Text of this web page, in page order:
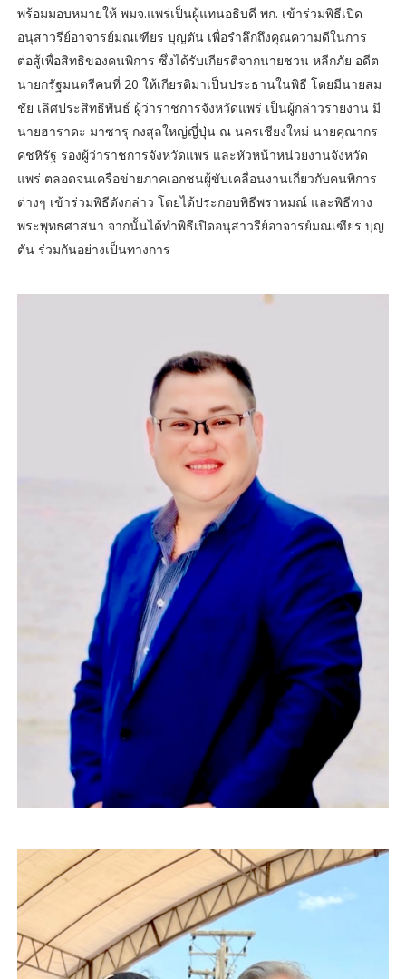
พร้อมมอบหมายให้ พมจ.แพร่เป็นผู้แทนอธิบดี พก. เข้าร่วมพิธีเปิด
อนุสาวรีย์อาจารย์มณเฑียร บุญตัน เพื่อรำลึกถึงคุณความดีในการ
ต่อสู้เพื่อสิทธิของคนพิการ ซึ่งได้รับเกียรติจากนายชวน หลีกภัย อดีต
นายกรัฐมนตรีคนที่ 20 ให้เกียรติมาเป็นประธานในพิธี โดยมีนายสม
ชัย เลิศประสิทธิพันธ์ ผู้ว่าราชการจังหวัดแพร่ เป็นผู้กล่าวรายงาน มี
นายฮาราดะ มาซารุ กงสุลใหญ่ญี่ปุ่น ณ นครเชียงใหม่ นายคุณากร
คชหิรัฐ รองผู้ว่าราชการจังหวัดแพร่ และหัวหน้าหน่วยงานจังหวัด
แพร่ ตลอดจนเครือข่ายภาคเอกชนผู้ขับเคลื่อนงานเกี่ยวกับคนพิการ
ต่างๆ เข้าร่วมพิธีดังกล่าว โดยได้ประกอบพิธีพราหมณ์ และพิธีทาง
พระพุทธศาสนา จากนั้นได้ทำพิธีเปิดอนุสาวรีย์อาจารย์มณเฑียร บุญ
ตัน ร่วมกันอย่างเป็นทางการ